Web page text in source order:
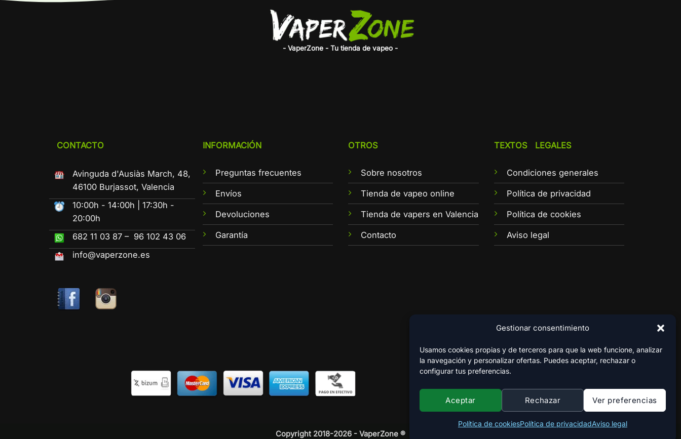
Gestionar consentimiento
Usamos cookies propias y de terceros para que la web funcione, analizar
la navegación y personalizar ofertas. Puedes aceptar, rechazar o
configurar tus preferencias.
Aceptar Rechazar Ver preferencias
Política de cookiesPolítica de privacidadAviso legal
- VaperZone - Tu tienda de vapeo -
CONTACTO
Avinguda d'Ausiàs March, 48,
46100 Burjassot, Valencia
10:00h - 14:00h | 17:30h -
20:00h
682 11 03 87 – 96 102 43 06
info@vaperzone.es
INFORMACIÓN
Preguntas frecuentes
Envíos
Devoluciones
Garantía
OTROS
Sobre nosotros
Tienda de vapeo online
Tienda de vapers en Valencia
Contacto
TEXTOS LEGALES
Condiciones generales
Política de privacidad
Política de cookies
Aviso legal
Copyright 2018-2026 - VaperZone ®